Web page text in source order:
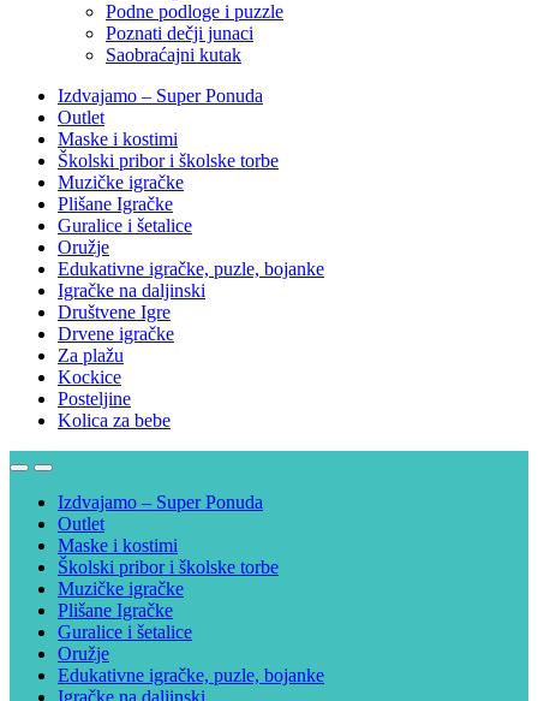
Podne podloge i puzzle
Poznati dečji junaci
Saobraćajni kutak
Izdvajamo – Super Ponuda
Outlet
Maske i kostimi
Školski pribor i školske torbe
Muzičke igračke
Plišane Igračke
Guralice i šetalice
Oružje
Edukativne igračke, puzle, bojanke
Igračke na daljinski
Društvene Igre
Drvene igračke
Za plažu
Kockice
Posteljine
Kolica za bebe
Izdvajamo – Super Ponuda
Outlet
Maske i kostimi
Školski pribor i školske torbe
Muzičke igračke
Plišane Igračke
Guralice i šetalice
Oružje
Edukativne igračke, puzle, bojanke
Igračke na daljinski